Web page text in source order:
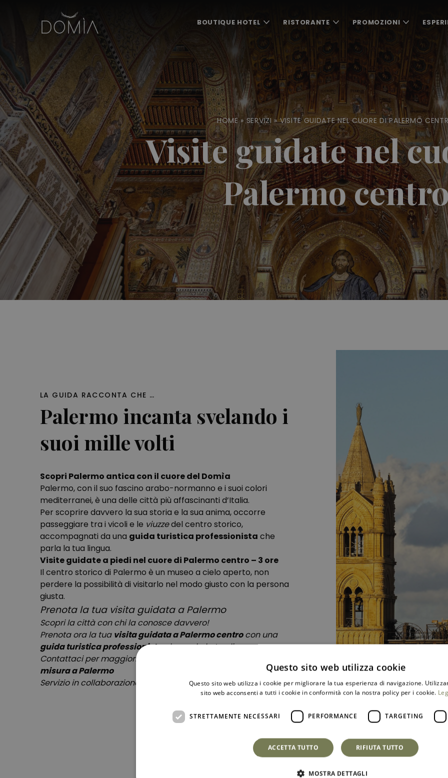
BOUTIQUE HOTEL RISTORANTE PROMOZIONI
HOME»SERVIZI »VISITE GUIDATE NEL CUORE DI PALERMO
Visite guidate nel
Palermo
LA GUIDA RACCONTA CHE …
Palermo incanta svelando i
suoi mille volti
Scopri Palermo antica con il cuore del Domìa
Palermo, con il suo fascino arabo-normanno e i suoi colori
mediterranei, è una delle città più affascinanti d’Italia.
Per scoprire davvero la sua storia e la sua anima, occorre
passeggiare tra i vicoli e le viuzzedel centro storico,
accompagnati da una guida turistica professionista che
parla la tua lingua.
Visite guidate a piedi nel cuore di Palermo centro – 3 ore
Il centro storico di Palermo è un museo a cielo aperto, non
perdere la possibilità di visitarlo nel modo giusto con la persona
giusta.
Prenota la tua visita guidata a Palermo
Scopri la città con chi la conosce davvero!
Prenota ora la tua visita guidata a Palermo centrocon una
guida turistica professionistache parla la tua lingua.
Contattaci per maggiori informazioni o per creare il tuo
misura a Palermo
Servizio in collaborazione con Norma Vacanze Tour Operator
Questo sito web utilizza cookie
Questo sito web utilizza i cookie per migliorare la tua esperienza di navigazione.
sito web acconsenti a tutti i cookie in conformità con la nostra policy per i cookie.
STRETTAMENTE NECESSARI PERFORMANCE TARGETING
ACCETTA TUTTO RIFIUTA TUTTO
MOSTRA DETTAGLI